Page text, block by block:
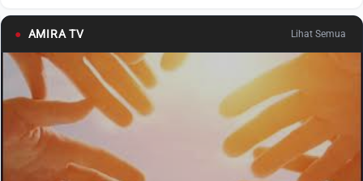
● AMIRA TV Lihat Semua